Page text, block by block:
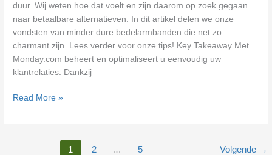
duur. Wij weten hoe dat voelt en zijn daarom op zoek gegaan
naar betaalbare alternatieven. In dit artikel delen we onze
vondsten van minder dure bedelarmbanden die net zo
charmant zijn. Lees verder voor onze tips! Key Takeaway Met
Monday.com beheert en optimaliseert u eenvoudig uw
klantrelaties. Dankzij
Read More »
1 2 … 5 Volgende →